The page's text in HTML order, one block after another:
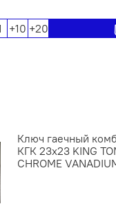
+10 +20
Ключ гаечный
КГК 23х23 KING
CHROME